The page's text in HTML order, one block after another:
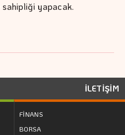
yapacak.
İLETİŞİM
FİNANS
BORSA